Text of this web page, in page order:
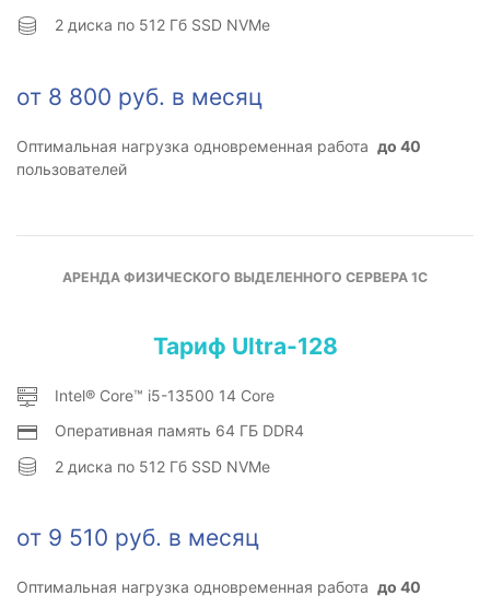
2 диска по 512 Гб SSD NVMe
от 8 800 руб. в месяц
Оптимальная нагрузка одновременная работа до 40
пользователей
АРЕНДА ФИЗИЧЕСКОГО ВЫДЕЛЕННОГО СЕРВЕРА 1С
Тариф Ultra-128
Intel® Core™ i5-13500 14 Core
Оперативная память 64 ГБ DDR4
2 диска по 512 Гб SSD NVMe
от 9 510 руб. в месяц
Оптимальная нагрузка одновременная работа до 40